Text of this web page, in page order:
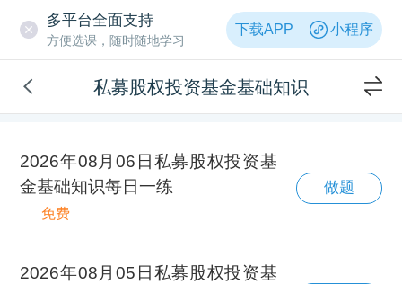
多平台全面支持
方便选课，随时随地学习
下载APP 小程序
私募股权投资基金基础知识
2026年08月06日私募股权投资基
金基础知识每日一练
免费
做题
2026年08月05日私募股权投资基